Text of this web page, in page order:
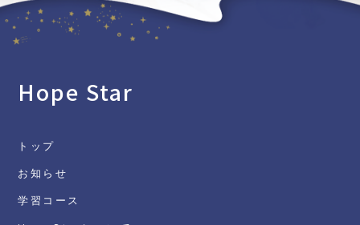
Hope Star
トップ
お知らせ
学習コース